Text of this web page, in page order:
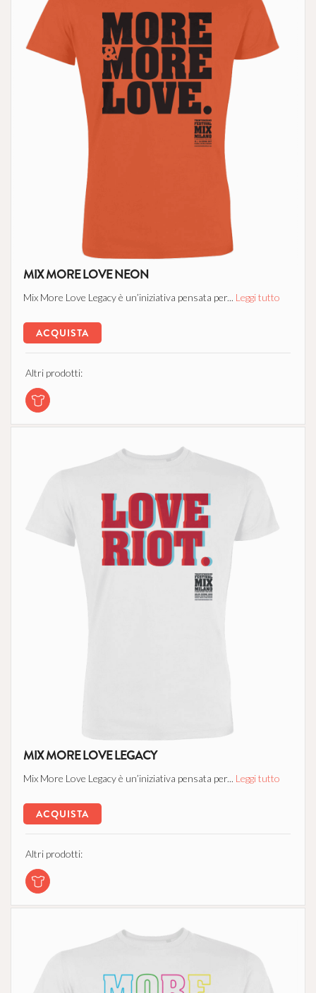
MIX MORE LOVE NEON
Mix More Love Legacy è un’iniziativa pensata per... Leggi tutto
ACQUISTA
Altri prodotti:
MIX MORE LOVE LEGACY
Mix More Love Legacy è un’iniziativa pensata per... Leggi tutto
ACQUISTA
Altri prodotti: